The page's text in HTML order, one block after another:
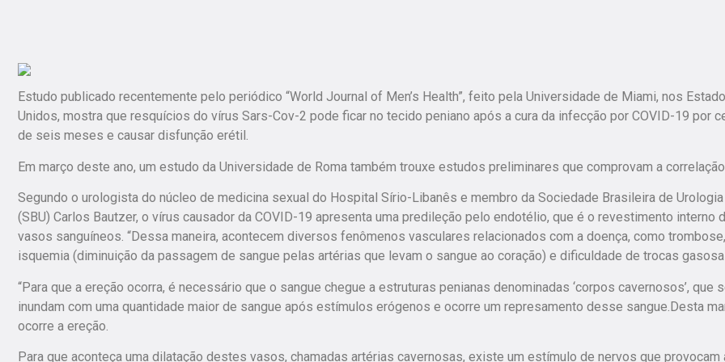
Estudo publicado recentemente pelo periódico “World Journal of Men’s Health”, feito pela Universidade de Miami, nos
Unidos, mostra que resquícios do vírus Sars-Cov-2 pode ficar no tecido peniano após a cura da infecção por COVID-19 por
de seis meses e causar disfunção erétil.
Em março deste ano, um estudo da Universidade de Roma também trouxe estudos preliminares que comprovam a correlação.
Segundo o urologista do núcleo de medicina sexual do Hospital Sírio-Libanês e membro da Sociedade Brasileira de Urologia
(SBU) Carlos Bautzer, o vírus causador da COVID-19 apresenta uma predileção pelo endotélio, que é o revestimento interno
vasos sanguíneos. “Dessa maneira, acontecem diversos fenômenos vasculares relacionados com a doença, como trombose,
isquemia (diminuição da passagem de sangue pelas artérias que levam o sangue ao coração) e dificuldade de trocas
“Para que a ereção ocorra, é necessário que o sangue chegue a estruturas penianas denominadas ‘corpos cavernosos’, que
inundam com uma quantidade maior de sangue após estímulos erógenos e ocorre um represamento desse sangue.Desta
ocorre a ereção.
Para que aconteça uma dilatação destes vasos, chamadas artérias cavernosas, existe um estímulo de nervos que provocam